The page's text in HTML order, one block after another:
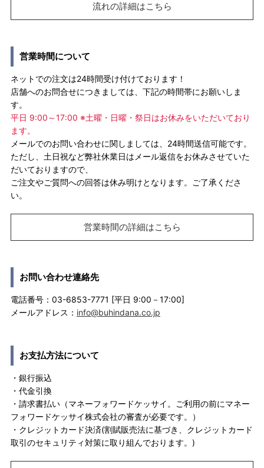
流れの詳細はこちら
営業時間について
ネットでの注文は24時間受け付けております！
店舗へのお問合せにつきましては、下記の時間帯にお願いしま
す。
平日 9:00～17:00 ※土曜・日曜・祭日はお休みをいただいており
ます。
メールでのお問い合わせに関しましては、24時間送信可能です。
ただし、土日祝など弊社休業日はメール返信をお休みさせていた
だいておりますので、
ご注文やご質問への回答は休み明けとなります。ご了承くださ
い。
営業時間の詳細はこちら
お問い合わせ連絡先
電話番号：03-6853-7771 [平日 9:00－17:00]
メールアドレス： info@buhindana.co.jp
お支払方法について
・銀行振込
・代金引換
・請求書払い（マネーフォワードケッサイ。ご利用の前にマネー
フォワードケッサイ株式会社の審査が必要です。）
・クレジットカード決済(割賦販売法に基づき、クレジットカード
取引のセキュリティ対策に取り組んでおります。)